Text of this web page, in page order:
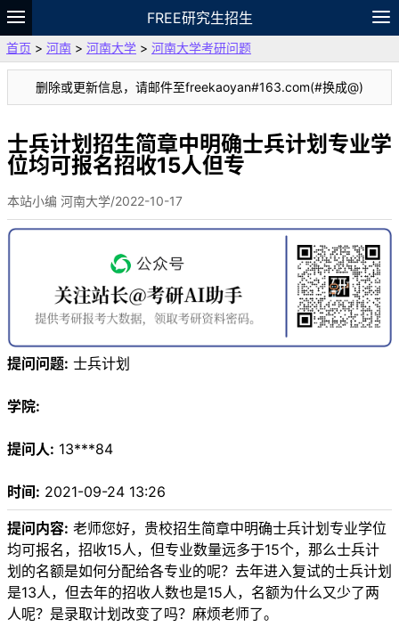
FREE研究生招生
题库
故事 专题 APP 笔记
VIP
资料
首页 > 河南 > 河南大学 > 河南大学考研问题
删除或更新信息，请邮件至freekaoyan#163.com(#换成@)
士兵计划招生简章中明确士兵计划专业学
位均可报名招收15人但专
本站小编 河南大学/2022-10-17
提问问题: 士兵计划
学院:
提问人: 13***84
时间: 2021-09-24 13:26
提问内容: 老师您好，贵校招生简章中明确士兵计划专业学位
均可报名，招收15人，但专业数量远多于15个，那么士兵计
划的名额是如何分配给各专业的呢？去年进入复试的士兵计划
是13人，但去年的招收人数也是15人，名额为什么又少了两
人呢？是录取计划改变了吗？麻烦老师了。